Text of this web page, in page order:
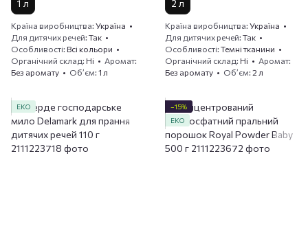
1 л
Країна виробництва Україна
Для дитячих речей Так
Особливості Всі кольори
Органічний склад Ні
Аромат
Без аромату
Обʼєм 1 л
2 л
Країна виробництва Україна
Для дитячих речей Так
Особливості Темні тканини
Органічний склад Ні
Аромат
Без аромату
Обʼєм 2 л
ЕКО
−15%
ЕКО